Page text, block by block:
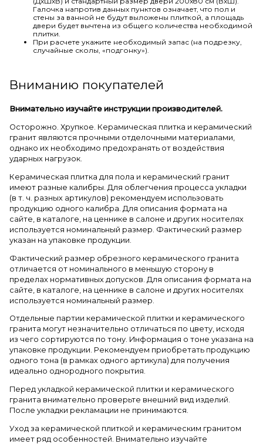
Галочка напротив данных пунктов означает, что пол и
стены за ванной не будут выложены плиткой, а площадь
двери будет вычтена из общего количества необходимой
плитки.
При расчете укажите необходимый запас (на подрезку,
случайные сколы, «подгонку»).
Вниманию покупателей
Внимательно изучайте инструкции производителей.
Осторожно. Хрупкое. Керамическая плитка и керамический
гранит являются прочными отделочными материалами,
однако их необходимо предохранять от воздействия
ударных нагрузок.
Керамическая плитка для пола и керамический гранит
имеют разные калибры. Для облегчения процесса укладки
(в т. ч. разных артикулов) рекомендуем использовать
продукцию одного калибра. Для описания формата на
сайте, в каталоге, на ценнике в салоне и других носителях
используется номинальный размер. Фактический размер
указан на упаковке продукции.
Фактический размер обрезного керамического гранита
отличается от номинального в меньшую сторону в
пределах нормативных допусков. Для описания формата на
сайте, в каталоге, на ценнике в салоне и других носителях
используется номинальный размер.
Отдельные партии керамической плитки и керамического
гранита могут незначительно отличаться по цвету, исходя
из чего сортируются по тону. Информация о тоне указана на
упаковке продукции. Рекомендуем приобретать продукцию
одного тона (в рамках одного артикула) для получения
идеально однородного покрытия.
Перед укладкой керамической плитки и керамического
гранита внимательно проверьте внешний вид изделий.
После укладки рекламации не принимаются.
Уход за керамической плиткой и керамическим гранитом
имеет ряд особенностей. Внимательно изучайте